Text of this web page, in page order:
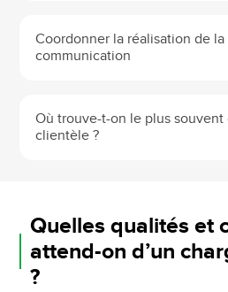
Coordonner la réalisation de
communication
Où trouve-t-on le plus souvent
clientèle ?
Quelles qualités et
attend-on d’un
?